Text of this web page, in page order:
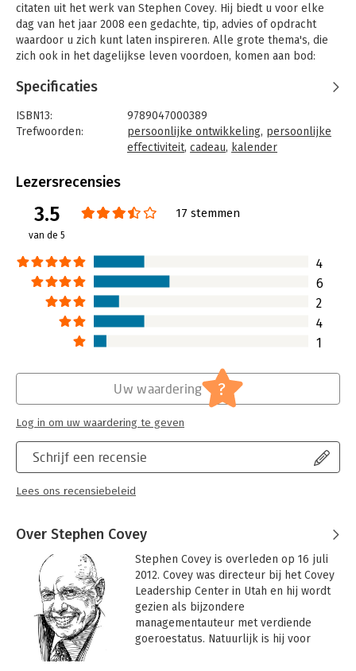
citaten uit het werk van Stephen Covey. Hij biedt u voor elke
dag van het jaar 2008 een gedachte, tip, advies of opdracht
waardoor u zich kunt laten inspireren. Alle grote thema's, die
zich ook in het dagelijkse leven voordoen, komen aan bod:
zelfvertrouwen, leren luisteren… Deze kalender is een mooi
De winkelverkoopprijs van de 'Stephen Covey
Inspiratiekalender 2008' is 14,95. Bij afname van meerdere
10-29 exemplaren 10%
100-249 exemplaren 20%
500 of meer exemplaren: 25%
Specificaties
ISBN13:
9789047000389
Trefwoorden:
persoonlijke ontwikkeling, persoonlijke
effectiviteit, cadeau, kalender
Bindwijze:
Uitgever:
Business Contact
Hoofdrubriek: Persoonlijke effectiviteit
Lezersrecensies
3.5
van de 5
17 stemmen
4
6
2
4
1
Schrijf een recensie
Lees ons recensiebeleid
Uw waardering ?
Log in om uw waardering te geven
Over Stephen Covey
Stephen Covey is overleden op 16 juli
2012. Covey was directeur bij het Covey
Leadership Center in Utah en hij wordt
gezien als bijzondere
managementauteur met verdiende
goeroestatus. Natuurlijk is hij voor